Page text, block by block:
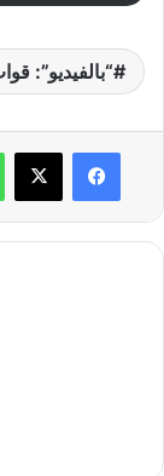
“بالفيديو”: